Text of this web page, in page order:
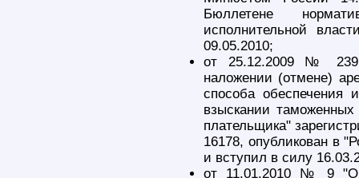
Бюллетене
исполнительной
09.05.2010;
от 25.12.2009 №
наложении (отмене)
способа обеспечения
взыскании
плательщика"
16178, опубликован в
и вступил в силу
от 11.01.2010 № 9 "О